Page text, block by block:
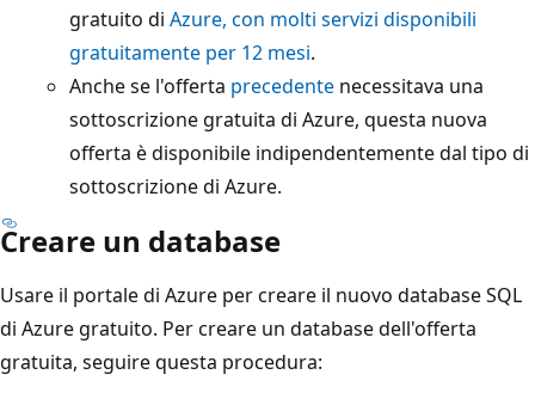
gratuito di Azure, con molti servizi disponibili
gratuitamente per 12 mesi.
Anche se l'offerta precedente necessitava una
sottoscrizione gratuita di Azure, questa nuova
offerta è disponibile indipendentemente dal tipo di
sottoscrizione di Azure.
Creare un database
Usare il portale di Azure per creare il nuovo database SQL
di Azure gratuito. Per creare un database dell'offerta
gratuita, seguire questa procedura: